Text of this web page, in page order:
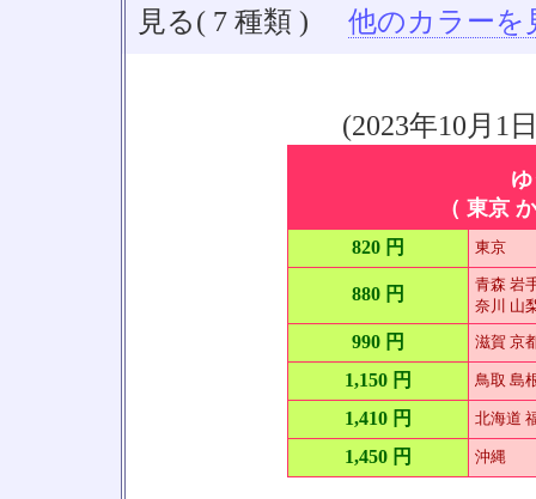
見る( 7 種類 )
他のカラーを
(2023年10月1
（ 東京
820 円 東京
880 円
青森 岩
奈川 山
990 円 滋賀 京
1,150 円 鳥取 島
1,410 円 北海道
1,450 円 沖縄